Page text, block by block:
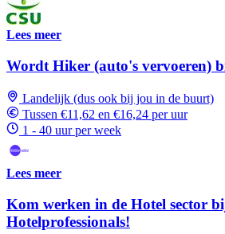
Lees meer
Wordt Hiker (auto's vervoeren)
Landelijk (dus ook bij jou in de buurt)
Tussen €11,62 en €16,24 per uur
1 - 40 uur per week
Lees meer
Kom werken in de Hotel sector
Hotelprofessionals!